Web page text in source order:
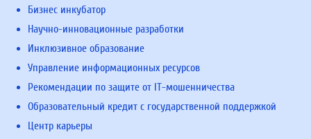
Бизнес инкубатор
Научно-инновационные разработки
Инклюзивное образование
Управление информационных ресурсов
Рекомендации по защите от IT-мошенничества
Образовательный кредит с государственной поддержкой
Центр карьеры